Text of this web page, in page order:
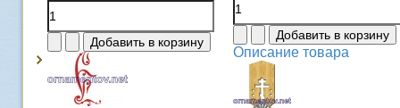
Описание товара